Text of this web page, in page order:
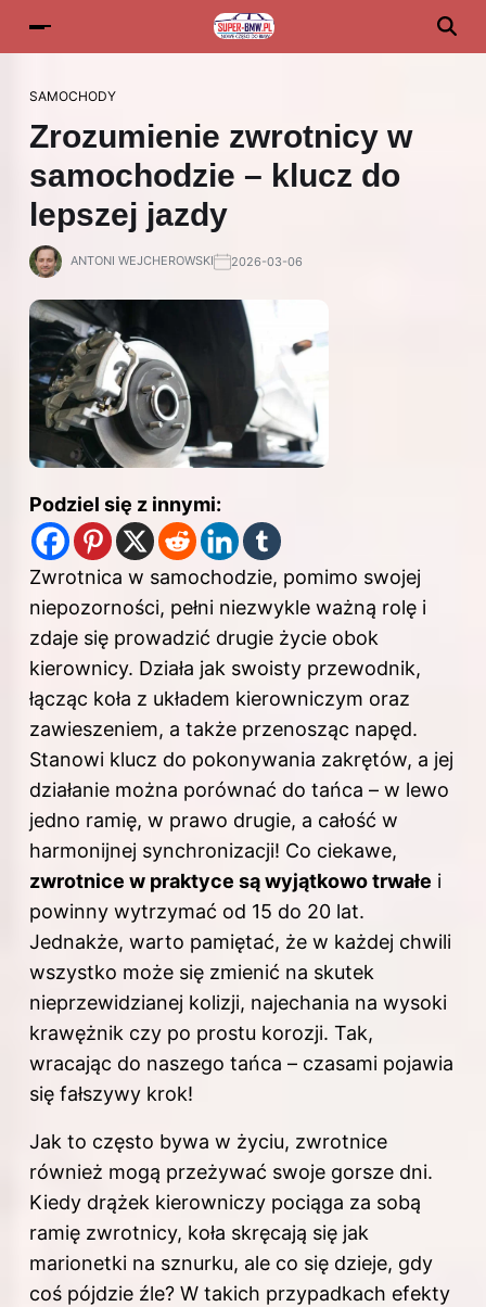
SAMOCHODY
Zrozumienie zwrotnicy w
samochodzie – klucz do
lepszej jazdy
ANTONI WEJCHEROWSKI 2026-03-06
Podziel się z innymi:
Zwrotnica w samochodzie, pomimo swojej
niepozorności, pełni niezwykle ważną rolę i
zdaje się prowadzić drugie życie obok
kierownicy. Działa jak swoisty przewodnik,
łącząc koła z układem kierowniczym oraz
zawieszeniem, a także przenosząc napęd.
Stanowi klucz do pokonywania zakrętów, a jej
działanie można porównać do tańca – w lewo
jedno ramię, w prawo drugie, a całość w
harmonijnej synchronizacji! Co ciekawe,
zwrotnice w praktyce są wyjątkowo trwałe i
powinny wytrzymać od 15 do 20 lat.
Jednakże, warto pamiętać, że w każdej chwili
wszystko może się zmienić na skutek
nieprzewidzianej kolizji, najechania na wysoki
krawężnik czy po prostu korozji. Tak,
wracając do naszego tańca – czasami pojawia
się fałszywy krok!
Jak to często bywa w życiu, zwrotnice
również mogą przeżywać swoje gorsze dni.
Kiedy drążek kierowniczy pociąga za sobą
ramię zwrotnicy, koła skręcają się jak
marionetki na sznurku, ale co się dzieje, gdy
coś pójdzie źle? W takich przypadkach efekty